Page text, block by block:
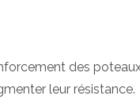
des
leur résistance.